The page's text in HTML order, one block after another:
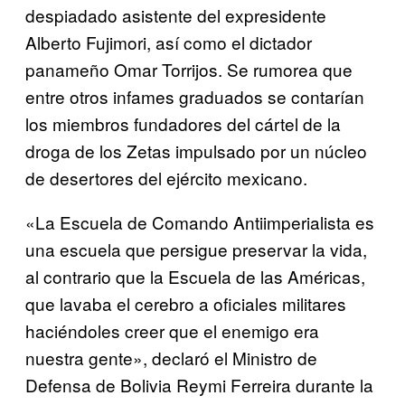
despiadado asistente del expresidente
Alberto Fujimori, así como el dictador
panameño Omar Torrijos. Se rumorea que
entre otros infames graduados se contarían
los miembros fundadores del cártel de la
droga de los Zetas impulsado por un núcleo
de desertores del ejército mexicano.
«La Escuela de Comando Antiimperialista es
una escuela que persigue preservar la vida,
al contrario que la Escuela de las Américas,
que lavaba el cerebro a oficiales militares
haciéndoles creer que el enemigo era
nuestra gente», declaró el Ministro de
Defensa de Bolivia Reymi Ferreira durante la